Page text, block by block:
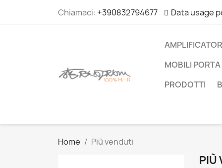
Chiamaci: +390832794677 Data usage
MOBILI
PRODOTTI
Home Più venduti
PIÙ